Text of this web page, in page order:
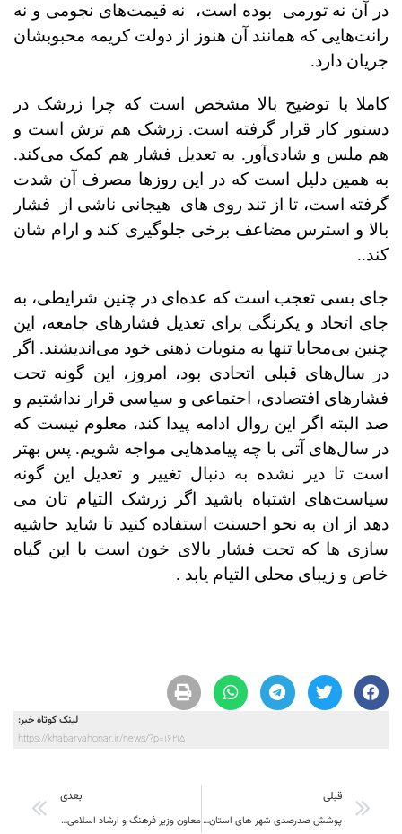
در آن نه تورمی
بوده است،
نه قیمت‌های نجومی و نه
رانت‌هایی که همانند آن هنوز از دولت کریمه محبوبشان
جریان دارد.
کاملا با توضیح بالا مشخص است که چرا زرشک در
دستور کار قرار گرفته است. زرشک هم ترش است و
هم ملس و شادی‌آور. به تعدیل فشار هم کمک می‌کند.
به همین دلیل است که در این روزها مصرف آن شدت
گرفته است، تا از تند روی های هیجانی ناشی از
فشار
بالا و استرس مضاعف برخی جلوگیری کند و ارام شان
کند..
جای بسی تعجب است که عده‌ای در چنین شرایطی، به
جای اتحاد و یکرنگی برای تعدیل فشارهای جامعه،‌ این
چنین بی‌محابا تنها به منویات ذهنی خود می‌اندیشند. اگر
در سال‌های قبلی اتحادی بود، امروز، این گونه تحت
فشارهای افتصادی، احتماعی و سیاسی قرار نداشتیم و
صد البته اگر این روال ادامه پیدا کند، معلوم نیست که
در سال‌های آتی با چه پیامدهایی مواجه شویم. پس بهتر
است تا دیر نشده به دنبال تغییر و تعدیل این گونه
سیاست‌های اشتباه باشید اگر زرشک التیام تان می
دهد از ان به نحو احسنت استفاده کنید تا شاید حاشیه
سازی ها که تحت فشار بالای خون است با این گیاه
خاص و زیبای محلی التیام یابد .
لینک کوتاه خبر:
https://khabarvahonar.ir/news/?p=16215
قبلی
پوشش صدرصدی شهر های استان با آغاز عملیات اجرایی گازرسانی به آخرين شهر فاقد گاز
بعدی
معاون وزیر فرهنگ و ارشاد اسلامی خبر داد: کمک وزارت ارشاد برای تجهیز سالن علامه فرزان بیرجند